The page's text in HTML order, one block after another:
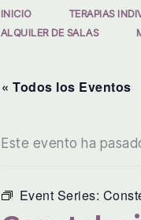
INICIO TERAPIAS
ALQUILER DE SALAS
« Todos los Eventos
Este evento ha
Event Series: